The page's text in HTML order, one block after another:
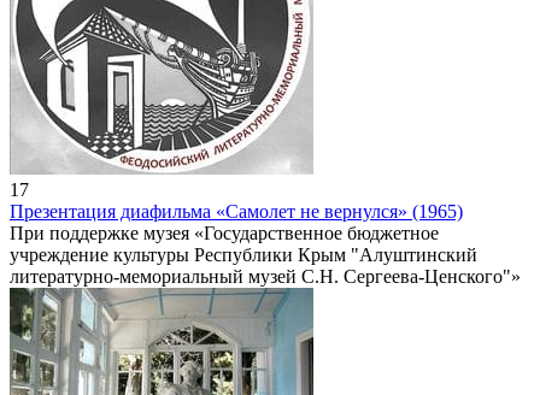
17
Презентация диафильма «Самолет не вернулся» (1965)
При поддержке музея «Государственное бюджетное
учреждение культуры Республики Крым "Алуштинский
литературно-мемориальный музей С.Н. Сергеева-Ценского"»